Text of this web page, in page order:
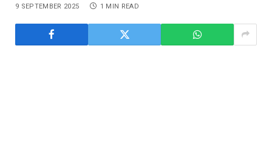
9 SEPTEMBER 2025 1 MIN READ